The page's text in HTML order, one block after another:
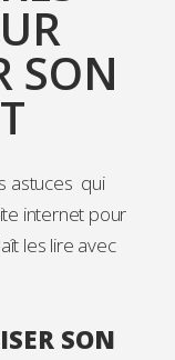
SON
astuces qui
internet pour
les lire avec
SON